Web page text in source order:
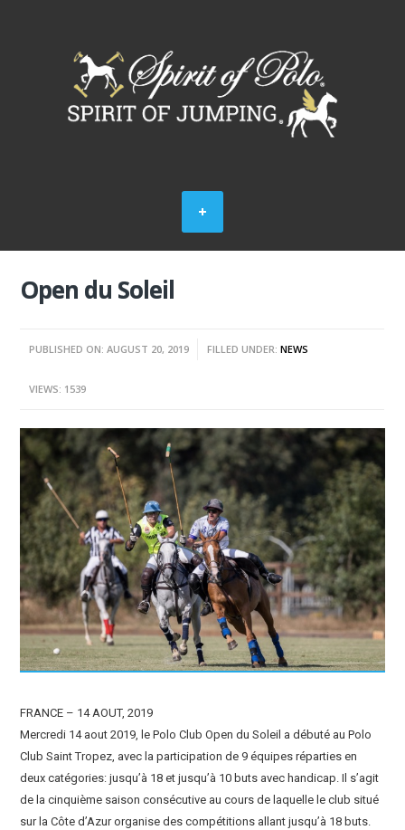
Open du Soleil
PUBLISHED ON: AUGUST 20, 2019 FILLED UNDER:NEWS
VIEWS: 1539
FRANCE – 14 AOUT, 2019
Mercredi 14 aout 2019, le Polo Club Open du Soleil a débuté au Polo
Club Saint Tropez, avec la participation de 9 équipes réparties en
deux catégories: jusqu’à 18 et jusqu’à 10 buts avec handicap. Il s’agit
de la cinquième saison consécutive au cours de laquelle le club situé
sur la Côte d’Azur organise des compétitions allant jusqu’à 18 buts.